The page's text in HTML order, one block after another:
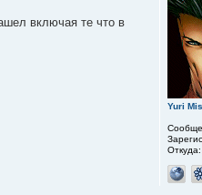
включая те что в
Yuri
Откуда: